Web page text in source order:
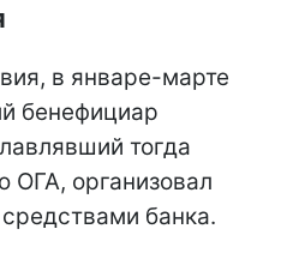
в январе-марте
бенефициар
тогда
ОГА, организовал
банка.